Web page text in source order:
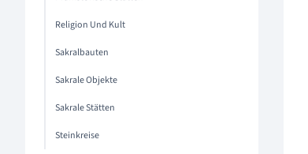
Religion Und Kult
Sakralbauten
Sakrale Objekte
Sakrale Stätten
Steinkreise